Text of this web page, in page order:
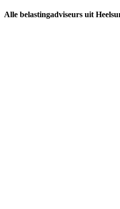
Alle belastingadviseurs uit